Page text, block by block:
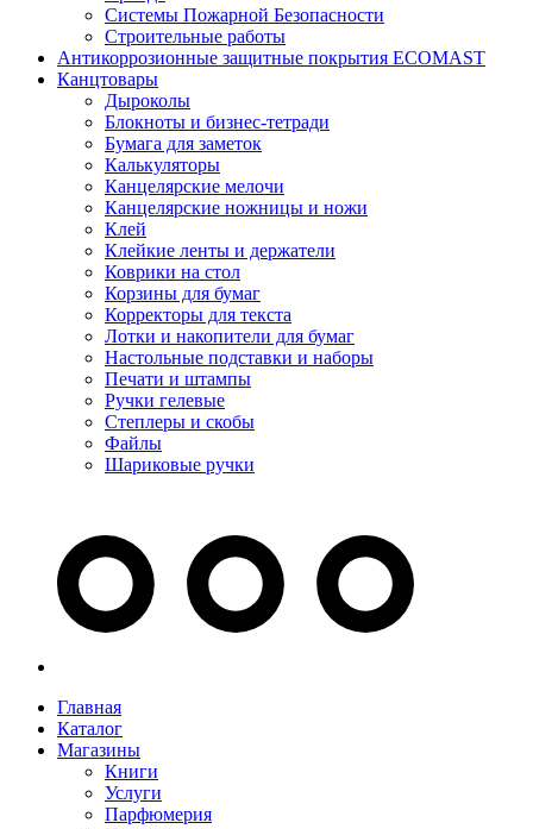
Системы Пожарной Безопасности
Строительные работы
Антикоррозионные защитные покрытия ECOMAST
Канцтовары
Дыроколы
Блокноты и бизнес-тетради
Бумага для заметок
Калькуляторы
Канцелярские мелочи
Канцелярские ножницы и ножи
Клей
Клейкие ленты и держатели
Коврики на стол
Корзины для бумаг
Корректоры для текста
Лотки и накопители для бумаг
Настольные подставки и наборы
Печати и штампы
Ручки гелевые
Степлеры и скобы
Файлы
Шариковые ручки
Главная
Каталог
Магазины
Книги
Услуги
Парфюмерия